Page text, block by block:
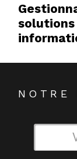
solutions
NOTRE